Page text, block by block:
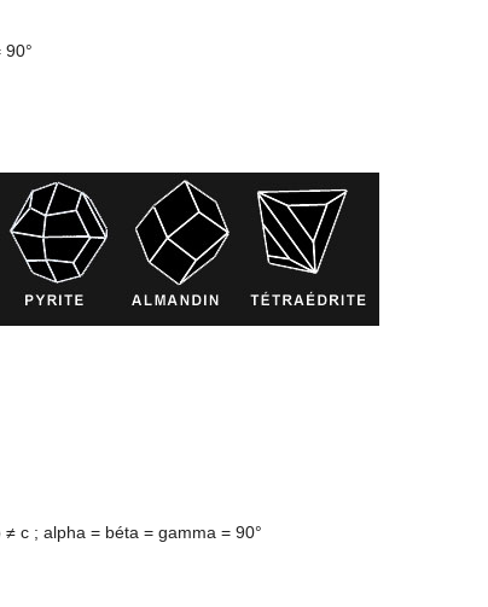
c ; alpha = béta = gamma = 90°